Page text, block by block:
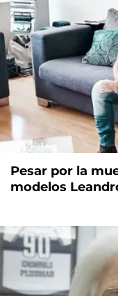
Pesar por la
modelos